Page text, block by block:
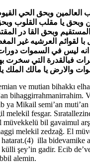
يا مقلب القلوب وبحق
وبحق القا در
العرشيه غير
انه ليس في
وفي ملك مستمرات
والارض يا مالك
ve mutian bihakkı
Mikail semi’an
fesgar.
bil gavaimul
melekil zedzağ. El
illa
şey’in gadir. Ecib
alemin.